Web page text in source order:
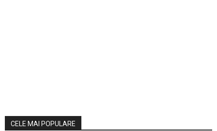
CELE MAI POPULARE